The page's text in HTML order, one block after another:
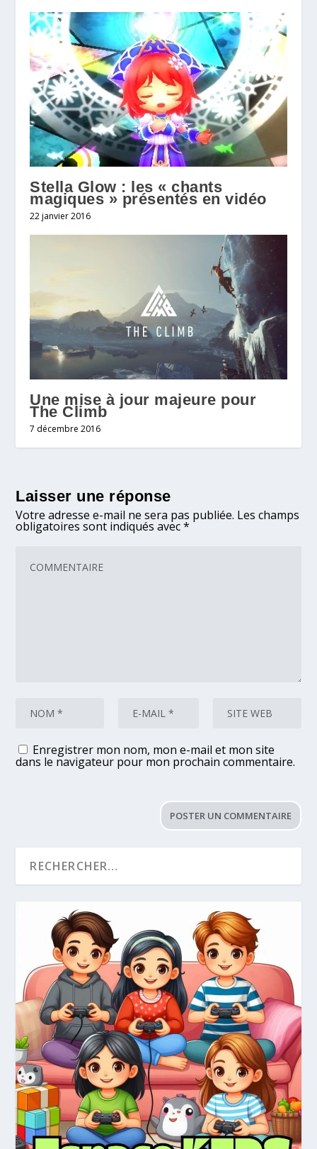
Stella Glow : les « chants
magiques » présentés en vidéo
22 janvier 2016
Une mise à jour majeure pour
The Climb
7 décembre 2016
Laisser une réponse
Votre adresse e-mail ne sera pas publiée. Les champs
obligatoires sont indiqués avec*
Enregistrer mon nom, mon e-mail et mon site
dans le navigateur pour mon prochain commentaire.